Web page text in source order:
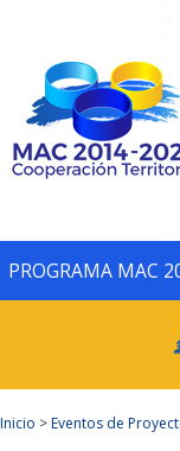
PROGRAMA MAC
Inicio >Eventos de